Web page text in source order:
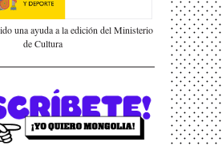
una ayuda a la edición del Ministerio
de Cultura